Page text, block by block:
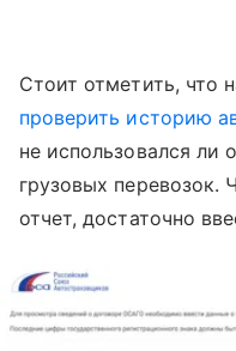
Стоит отметить, что
проверить историю
не использовался ли
грузовых перевозок.
отчет, достаточно